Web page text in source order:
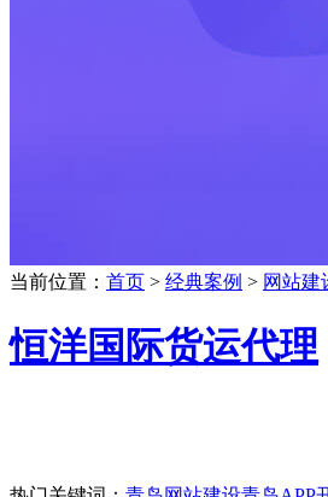
当前位置： 首页 > 经典案例 > 网站建
恒洋国际货运代理